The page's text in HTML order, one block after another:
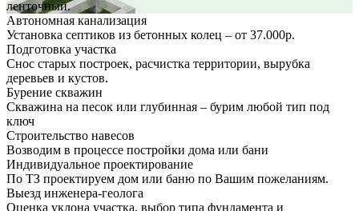
ленточный.
Автономная канализация
Установка септиков из бетонных колец – от 37.000р.
Подготовка участка
Снос старых построек, расчистка территории, вырубка
деревьев и кустов.
Бурение скважин
Скважина на песок или глубинная – бурим любой тип под
ключ
Строительство навесов
Возводим в процессе постройки дома или бани
Индивидуальное проектирование
По ТЗ проектируем дом или баню по Вашим пожеланиям.
Выезд инженера-геолога
Оценка уклона участка, выбор типа фундамента и